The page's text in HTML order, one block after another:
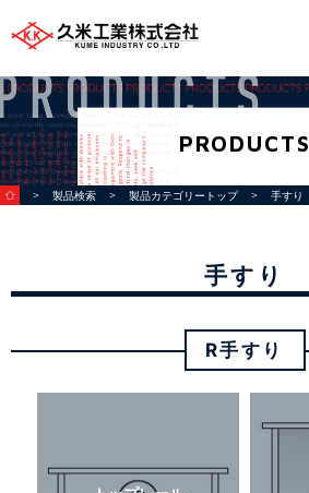
PRODUCTS
＞ 製品検索 ＞ 製品カテゴリートップ＞ 手すり
手すり
R手すり